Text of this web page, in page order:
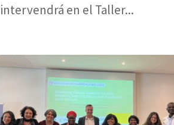
intervendrá en el Taller...